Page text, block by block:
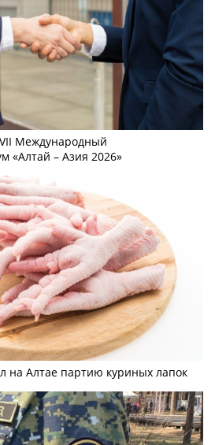
Международный
«Алтай – Азия 2026»
на Алтае партию куриных лапок